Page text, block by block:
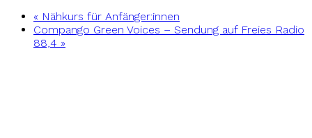
« Nähkurs für Anfänger:innen
Compango Green Voices – Sendung auf Freies Radio
88,4 »